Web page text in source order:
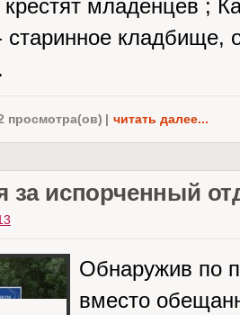
крестят младенцев ;
старинное кладбище,
просмотра(ов) | читать далее...
за испорченный
Обнаружив по
вместо